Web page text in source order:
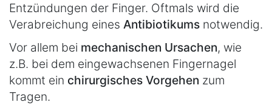
Entzündungen der Finger. Oftmals wird die
Verabreichung eines Antibiotikums notwendig.
Vor allem bei mechanischen Ursachen, wie
z.B. bei dem eingewachsenen Fingernagel
kommt ein chirurgisches Vorgehen zum
Tragen.